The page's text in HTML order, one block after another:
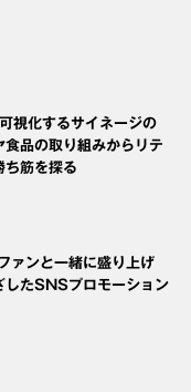
視化するサイネージの
品の取り組みからリテ
ち筋を探る
ァンと一緒に盛り上げ
したSNSプロモーション